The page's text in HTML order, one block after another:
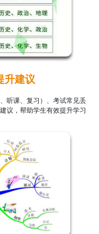
升建议
听课、复习）、考试常见丢
议，帮助学生有效提升学习